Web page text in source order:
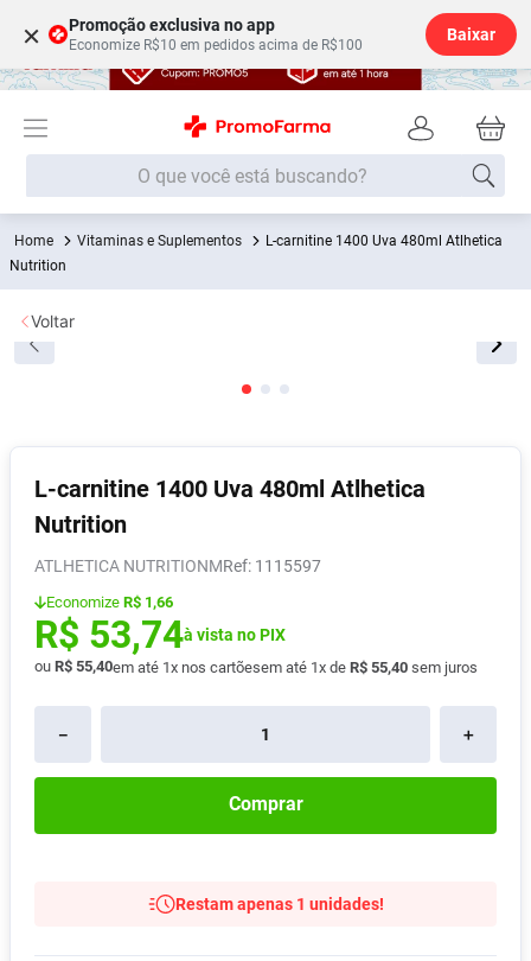
× Promoção exclusiva no app
Economize R$10 em pedidos acima de R$100
Baixar
O que você está buscando?
Vitaminas e Suplementos
L-carnitine 1400 Uva 480ml Atlhetica
Nutrition
L-carnitine 1400 Uva 480ml Atlhetica
Nutrition
ATLHETICA NUTRITIONM : 1115597
Economize R$ 1,66
R$ 53,74à vista no PIX
ou R$ 55,40em até 1x nos cartõesem até 1x de R$ 55,40 sem juros
＋
－
Comprar
Restam apenas 1 unidades!
Voltar
Termos mais buscados
1º Fralda
2
5º Fralda G
6º Shampoo
7º Desodorante
8º Absorvente
9º Lavitan
10 º Vitamina D